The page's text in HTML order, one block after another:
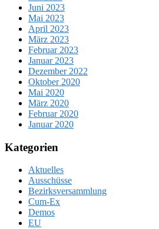
Juni 2023
Mai 2023
April 2023
März 2023
Februar 2023
Januar 2023
Dezember 2022
Oktober 2020
Mai 2020
März 2020
Februar 2020
Januar 2020
Kategorien
Aktuelles
Ausschüsse
Bezirksversammlung
Cum-Ex
Demos
EU